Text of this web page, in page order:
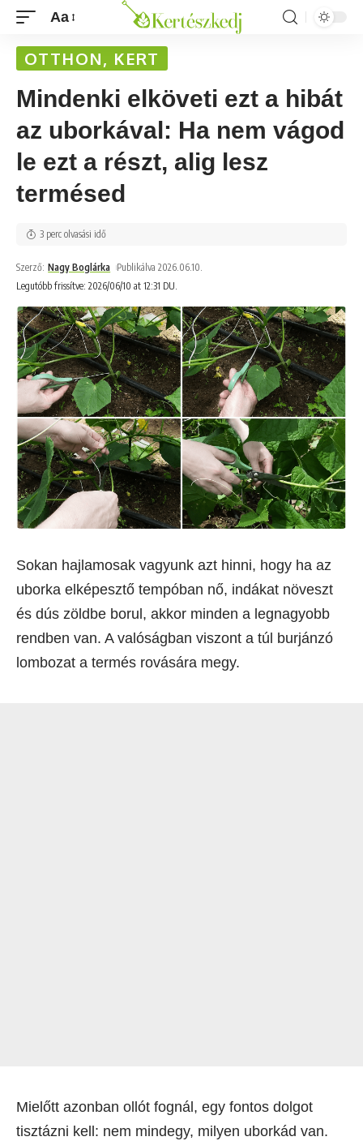
Aa
OTTHON, KERT
Mindenki elköveti ezt a hibát
az uborkával: Ha nem vágod
le ezt a részt, alig lesz
termésed
Legutóbb frissítve: 2026/06/10 at 12:31 DU.
Szerző: Nagy Boglárka Publikálva 2026.06.10.
3 perc olvasási idő
Sokan hajlamosak vagyunk azt hinni, hogy ha az
uborka elképesztő tempóban nő, indákat növeszt
és dús zöldbe borul, akkor minden a legnagyobb
rendben van. A valóságban viszont a túl burjánzó
lombozat a termés rovására megy.
Mielőtt azonban ollót fognál, egy fontos dolgot
tisztázni kell: nem mindegy, milyen uborkád van.